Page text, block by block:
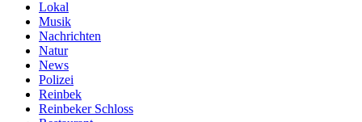
Lokal
Musik
Nachrichten
Natur
News
Polizei
Reinbek
Reinbeker Schloss